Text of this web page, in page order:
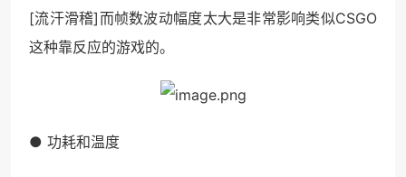
[流汗滑稽]而帧数波动幅度太大是非常影响类似CSGO
这种靠反应的游戏的。
● 功耗和温度